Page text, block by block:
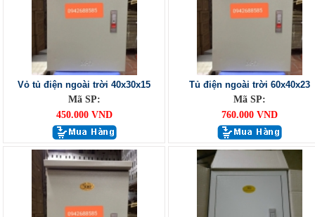
Vỏ tủ điện ngoài trời 40x30x15
Mã SP:
450.000 VND
Tủ điện ngoài trời 60x40x23
Mã SP:
760.000 VND